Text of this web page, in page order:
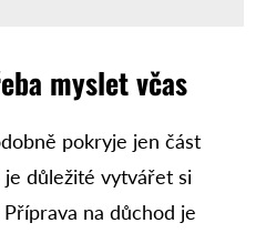
myslet včas
pokryje jen část
důležité vytvářet si
na důchod je